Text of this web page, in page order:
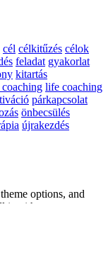
cél célkitűzés célok
feladat gyakorlat
kitartás
life coaching
párkapcsolat
önbecsülés
újrakezdés
options, and
it with your custom